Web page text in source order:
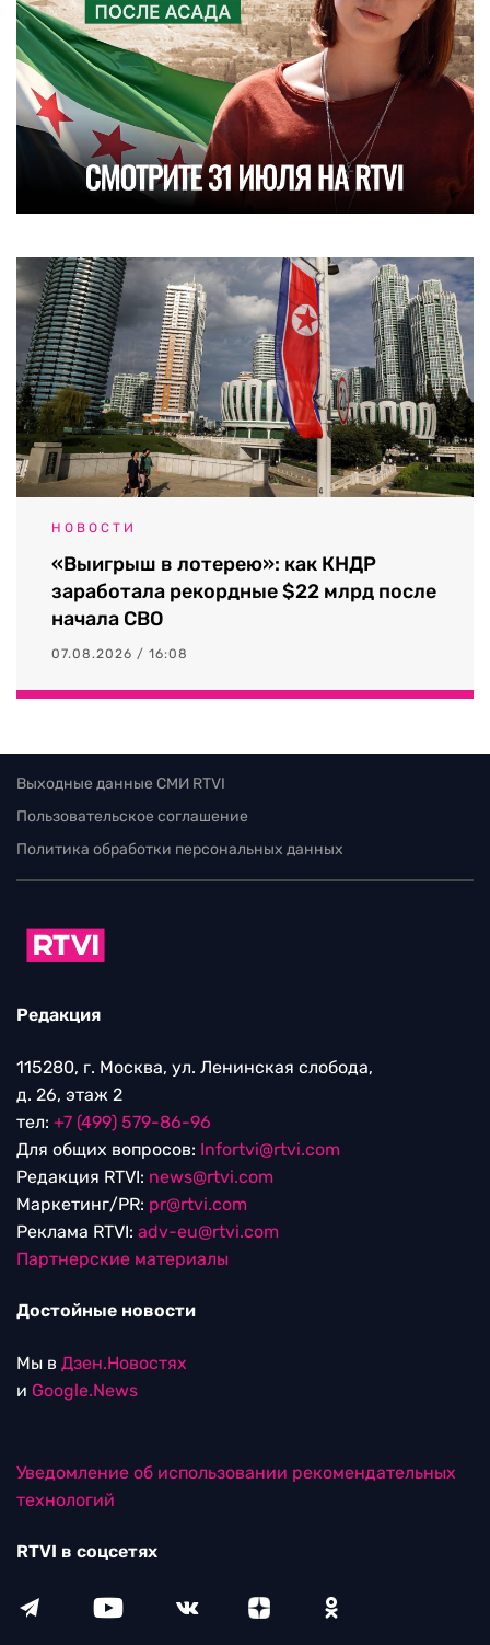
НОВОСТИ
«Выигрыш в лотерею»: как КНДР
заработала рекордные $22 млрд после
начала СВО
07.08.2026 / 16:08
Выходные данные СМИ RTVI
Пользовательское соглашение
Политика обработки персональных данных
Редакция
115280, г. Москва, ул. Ленинская слобода,
д. 26, этаж 2
тел: +7 (499) 579-86-96
Для общих вопросов: Infortvi@rtvi.com
Редакция RTVI: news@rtvi.com
Маркетинг/PR: pr@rtvi.com
Реклама RTVI: adv-eu@rtvi.com
Партнерские материалы
Достойные новости
Мы в Дзен.Новостях
и Google.News
Уведомление об использовании рекомендательных
технологий
RTVI в соцсетях